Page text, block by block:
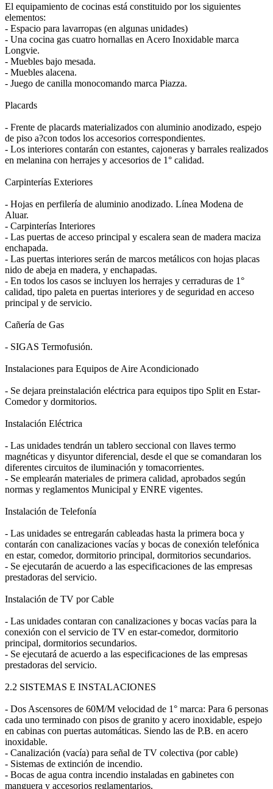
El equipamiento de cocinas está constituido por los siguientes
elementos:
- Espacio para lavarropas (en algunas unidades)
- Una cocina gas cuatro hornallas en Acero Inoxidable marca
Longvie.
- Muebles bajo mesada.
- Muebles alacena.
- Juego de canilla monocomando marca Piazza.
Placards
- Frente de placards materializados con aluminio anodizado, espejo
de piso a?con todos los accesorios correspondientes.
- Los interiores contarán con estantes, cajoneras y barrales realizados
en melanina con herrajes y accesorios de 1° calidad.
Carpinterías Exteriores
- Hojas en perfilería de aluminio anodizado. Línea Modena de
Aluar.
- Carpinterías Interiores
- Las puertas de acceso principal y escalera sean de madera maciza
enchapada.
- Las puertas interiores serán de marcos metálicos con hojas placas
nido de abeja en madera, y enchapadas.
- En todos los casos se incluyen los herrajes y cerraduras de 1°
calidad, tipo paleta en puertas interiores y de seguridad en acceso
principal y de servicio.
Cañería de Gas
- SIGAS Termofusión.
Instalaciones para Equipos de Aire Acondicionado
- Se dejara preinstalación eléctrica para equipos tipo Split en Estar-
Comedor y dormitorios.
Instalación Eléctrica
- Las unidades tendrán un tablero seccional con llaves termo
magnéticas y disyuntor diferencial, desde el que se comandaran los
diferentes circuitos de iluminación y tomacorrientes.
- Se emplearán materiales de primera calidad, aprobados según
normas y reglamentos Municipal y ENRE vigentes.
Instalación de Telefonía
- Las unidades se entregarán cableadas hasta la primera boca y
contarán con canalizaciones vacías y bocas de conexión telefónica
en estar, comedor, dormitorio principal, dormitorios secundarios.
- Se ejecutarán de acuerdo a las especificaciones de las empresas
prestadoras del servicio.
Instalación de TV por Cable
- Las unidades contaran con canalizaciones y bocas vacías para la
conexión con el servicio de TV en estar-comedor, dormitorio
principal, dormitorios secundarios.
- Se ejecutará de acuerdo a las especificaciones de las empresas
prestadoras del servicio.
2.2 SISTEMAS E INSTALACIONES
- Dos Ascensores de 60M/M velocidad de 1° marca: Para 6 personas
cada uno terminado con pisos de granito y acero inoxidable, espejo
en cabinas con puertas automáticas. Siendo las de P.B. en acero
inoxidable.
- Canalización (vacía) para señal de TV colectiva (por cable)
- Sistemas de extinción de incendio.
- Bocas de agua contra incendio instaladas en gabinetes con
manguera y accesorios reglamentarios.